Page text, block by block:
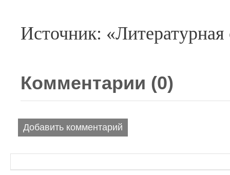
Источник: «Литературная
Комментарии (0)
Добавить комментарий